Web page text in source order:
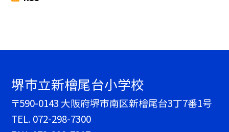
堺市立新檜尾台小学校
〒590-0143 大阪府堺市南区新檜尾台3丁7番1号
TEL. 072-298-7300